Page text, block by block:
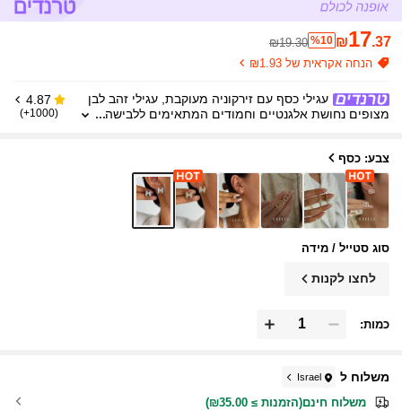
₪17.37
%10
₪19.30
הנחה אקראית של ₪1.93
עגילי כסף עם זירקוניה מעוקבת, עגילי זהב לבן
מצופים נחושת אלגנטיים וחמודים המתאימים ללבישה
4.87
(1000+)
צבע: כסף
סוג סטייל / מידה
לחצו לקנות
כמות:
משלוח ל Israel
משלוח חינם(הזמנות ≥ ₪35.00)